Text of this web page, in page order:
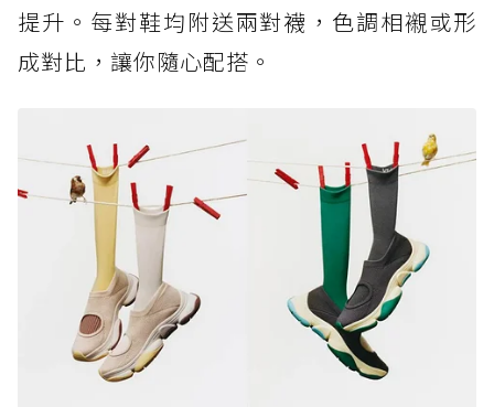
提升。每對鞋均附送兩對襪，色調相襯或形
成對比，讓你隨心配搭。